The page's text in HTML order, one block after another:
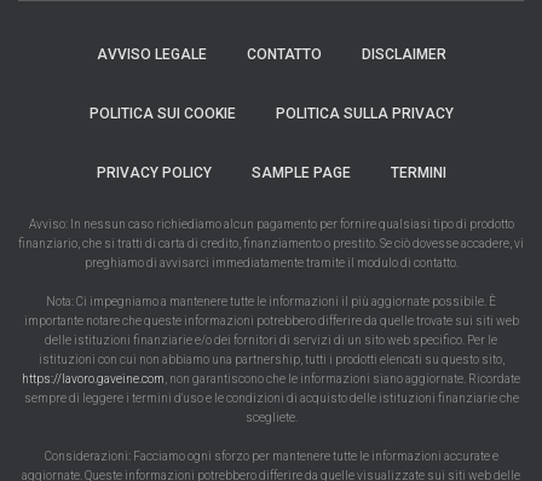
AVVISO LEGALE CONTATTO DISCLAIMER
POLITICA SUI COOKIE POLITICA SULLA PRIVACY
PRIVACY POLICY SAMPLE PAGE TERMINI
Avviso: In nessun caso richiediamo alcun pagamento per fornire qualsiasi tipo di prodotto
finanziario, che si tratti di carta di credito, finanziamento o prestito. Se ciò dovesse accadere, vi
preghiamo di avvisarci immediatamente tramite il modulo di contatto.
Nota: Ci impegniamo a mantenere tutte le informazioni il più aggiornate possibile. È
importante notare che queste informazioni potrebbero differire da quelle trovate sui siti web
delle istituzioni finanziarie e/o dei fornitori di servizi di un sito web specifico. Per le
istituzioni con cui non abbiamo una partnership, tutti i prodotti elencati su questo sito,
https://lavoro.gaveine.com , non garantiscono che le informazioni siano aggiornate. Ricordate
sempre di leggere i termini d'uso e le condizioni di acquisto delle istituzioni finanziarie che
scegliete.
Considerazioni: Facciamo ogni sforzo per mantenere tutte le informazioni accurate e
aggiornate. Queste informazioni potrebbero differire da quelle visualizzate sui siti web delle